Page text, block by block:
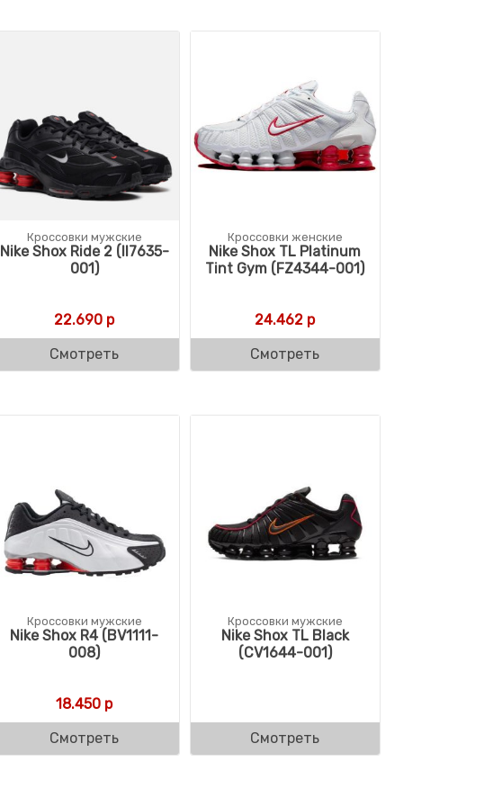
Кроссовки мужские
Nike Shox Ride 2 (II7635-
001)
22.690 р
Смотреть
Кроссовки женские
Nike Shox TL Platinum
Tint Gym (FZ4344-001)
24.462 р
Смотреть
Кроссовки мужские
Nike Shox R4 (BV1111-
008)
18.450 р
Смотреть
Кроссовки мужские
Nike Shox TL Black
(CV1644-001)
Смотреть